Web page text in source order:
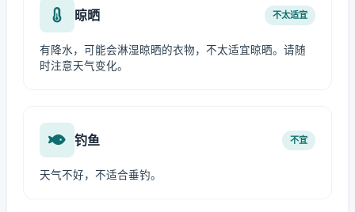
晾晒 不太适宜
有降水，可能会淋湿晾晒的衣物，不太适宜晾晒。请随
时注意天气变化。
钓鱼 不宜
天气不好，不适合垂钓。